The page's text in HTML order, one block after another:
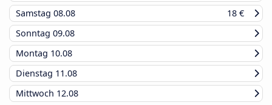
Samstag 08.08
18 €
Sonntag 09.08
Montag 10.08
Dienstag 11.08
Mittwoch 12.08